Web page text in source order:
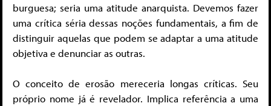
burguesa; seria uma atitude anarquista. Devemos fazer
uma crítica séria dessas noções fundamentais, a fim de
distinguir aquelas que podem se adaptar a uma atitude
objetiva e denunciar as outras.
O conceito de erosão mereceria longas críticas. Seu
próprio nome já é revelador. Implica referência a uma